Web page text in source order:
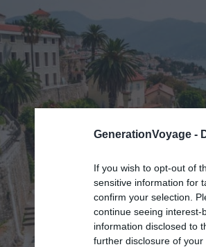
GenerationVoyage -
If you wish to opt-out of
sensitive information for
confirm your selection.
continue seeing
information disclosed to
further disclosure of your